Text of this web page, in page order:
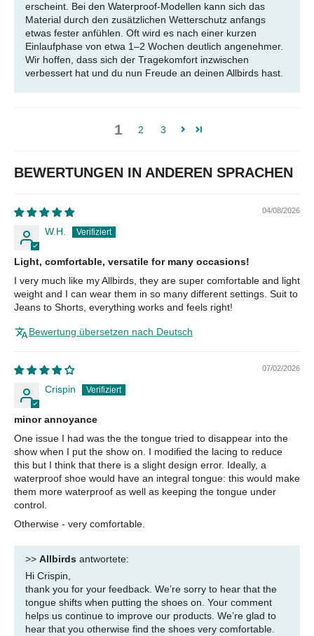
erscheint. Bei den Waterproof-Modellen kann sich das
Material durch den zusätzlichen Wetterschutz anfangs
etwas fester anfühlen. Oft wird es nach einer kurzen
Einlaufphase von etwa 1–2 Wochen deutlich angenehmer.
Wir hoffen, dass sich der Tragekomfort inzwischen
verbessert hat und du nun Freude an deinen Allbirds hast.
1 2 3
BEWERTUNGEN IN ANDEREN SPRACHEN
04/08/2026
W.H.
Light, comfortable, versatile for many occasions!
I very much like my Allbirds, they are super comfortable and light
weight and I can wear them in so many different settings. Suit to
Jeans to Shorts, everything works and feels right!
Bewertung übersetzen nach Deutsch
07/02/2026
Crispin
minor annoyance
One issue I had was the the tongue tried to disappear into the
show when I put the show on. I modified the lacing to reduce
this but I think that there is a slight design error. Ideally, a
waterproof shoe would have an integral tongue: this would make
them more waterproof as well as keeping the tongue under
control.
Otherwise - very comfortable.
>> Allbirds antwortete:
Hi Crispin,
thank you for your feedback. We’re sorry to hear that the
tongue shifts when putting the shoes on. Your comment
helps us continue to improve our products. We’re glad to
hear that you otherwise find the shoes very comfortable.